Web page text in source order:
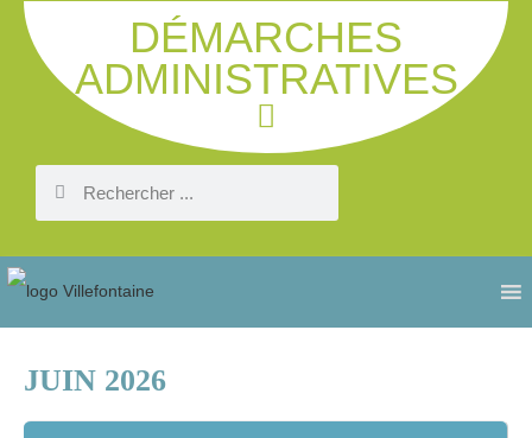
DÉMARCHES
ADMINISTRATIVES
JUIN 2026